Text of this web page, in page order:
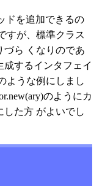
ドを追加できるの
すが、標準クラス
づら くなりのであ
成するインタフェイ
ような例にしまし
のようにカ
た方 がよいでし